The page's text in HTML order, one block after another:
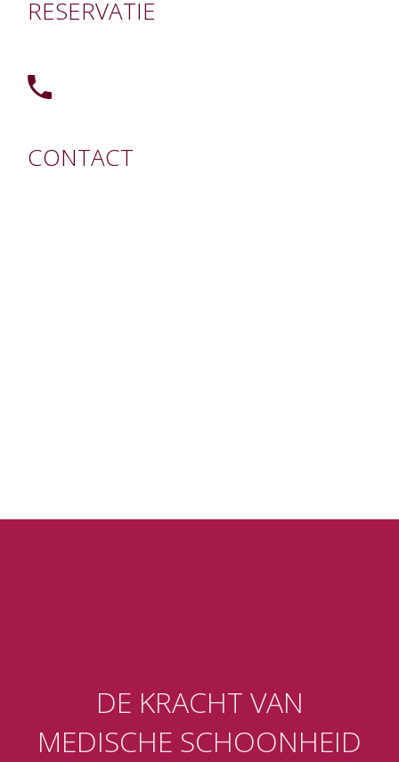
RESERVATIE
CONTACT
DE KRACHT VAN
MEDISCHE SCHOONHEID